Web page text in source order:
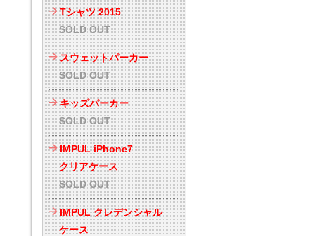
Tシャツ 2015
SOLD OUT
スウェットパーカー
SOLD OUT
キッズパーカー
SOLD OUT
IMPUL iPhone7
クリアケース
SOLD OUT
IMPUL クレデンシャル
ケース